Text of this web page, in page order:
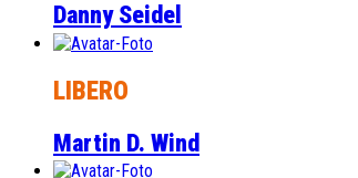
Danny Seidel
LIBERO
Martin D. Wind